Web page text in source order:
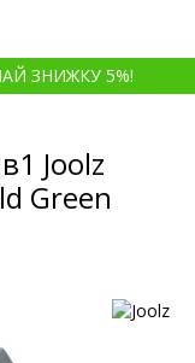
ЗНИЖКУ 5%!
Joolz
Green